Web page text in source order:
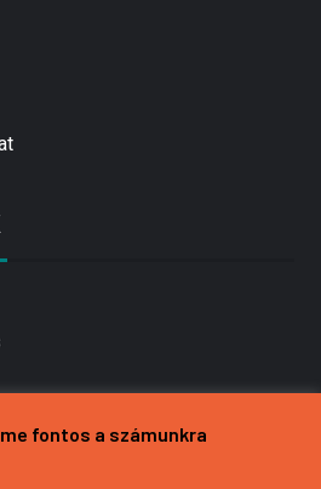
fontos a számunkra